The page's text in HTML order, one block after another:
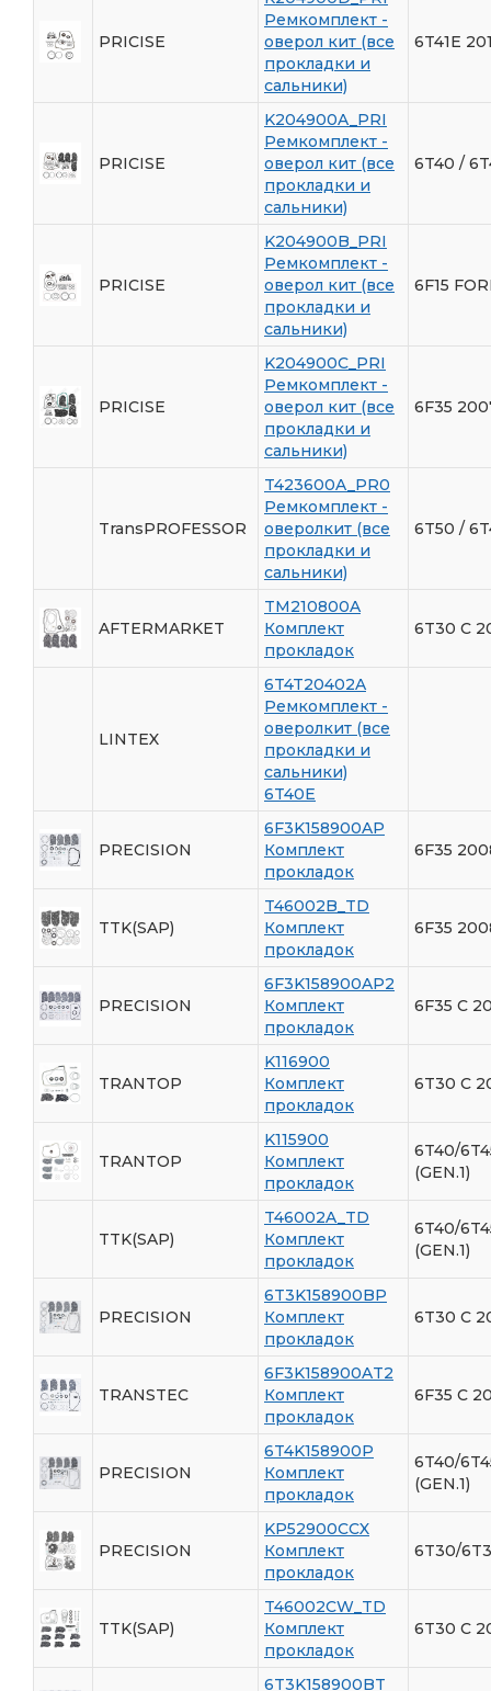
PRICISE
Ремкомплект -
оверол кит (все
прокладки и
сальники)
6T41E
PRICISE
K204900A_PRI
Ремкомплект -
оверол кит (все
прокладки и
сальники)
6T40 /
PRICISE
K204900B_PRI
Ремкомплект -
оверол кит (все
прокладки и
сальники)
6F15
PRICISE
K204900C_PRI
Ремкомплект -
оверол кит (все
прокладки и
сальники)
6F35
TransPROFESSOR
T423600A_PR0
Ремкомплект -
оверолкит (все
прокладки и
сальники)
6T50 /
AFTERMARKET
TM210800A
Комплект
прокладок
6T30 С
LINTEX
6T4T20402A
Ремкомплект -
оверолкит (все
прокладки и
сальники)
6T40E
PRECISION
6F3K158900AP
Комплект
прокладок
6F35
TTK(SAP)
T46002B_TD
Комплект
прокладок
6F35
PRECISION
6F3K158900AP2
Комплект
прокладок
6F35 С
TRANTOP
K116900
Комплект
прокладок
6T30 С
TRANTOP
K115900
Комплект
прокладок
6T40/
(GEN.1)
TTK(SAP)
T46002A_TD
Комплект
прокладок
6T40/
(GEN.1)
PRECISION
6T3K158900BP
Комплект
прокладок
6T30 С
TRANSTEC
6F3K158900AT2
Комплект
прокладок
6F35 С
PRECISION
6T4K158900P
Комплект
прокладок
6T40/
(GEN.1)
PRECISION
KP52900CCX
Комплект
прокладок
6T30/
TTK(SAP)
T46002CW_TD
Комплект
прокладок
6T30 С
6T3K158900BT